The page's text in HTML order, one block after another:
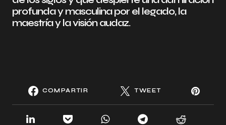
profunda y masculina por el legado, la
maestría y la visión audaz.
COMPARTIR TWEET